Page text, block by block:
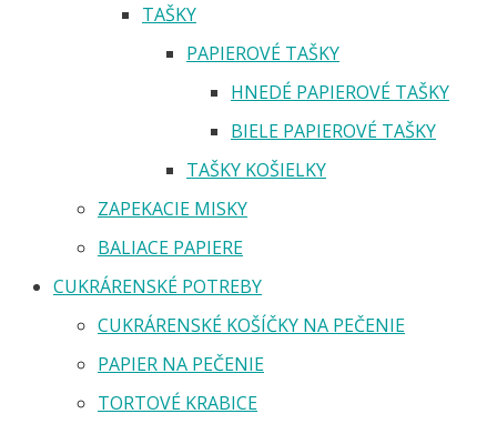
TAŠKY
PAPIEROVÉ TAŠKY
HNEDÉ PAPIEROVÉ TAŠKY
BIELE PAPIEROVÉ TAŠKY
TAŠKY KOŠIELKY
ZAPEKACIE MISKY
BALIACE PAPIERE
CUKRÁRENSKÉ POTREBY
CUKRÁRENSKÉ KOŠÍČKY NA PEČENIE
PAPIER NA PEČENIE
TORTOVÉ KRABICE